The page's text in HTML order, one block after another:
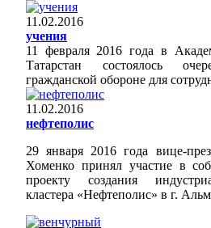
11.02.2016
учения
11 февраля 2016 года в
Татарстан состоялось
гражданской обороне для
11.02.2016
нефтеполис
29 января 2016 года вице-
Хоменко принял участие в
проекту создания
кластера «Нефтеполис» в г.